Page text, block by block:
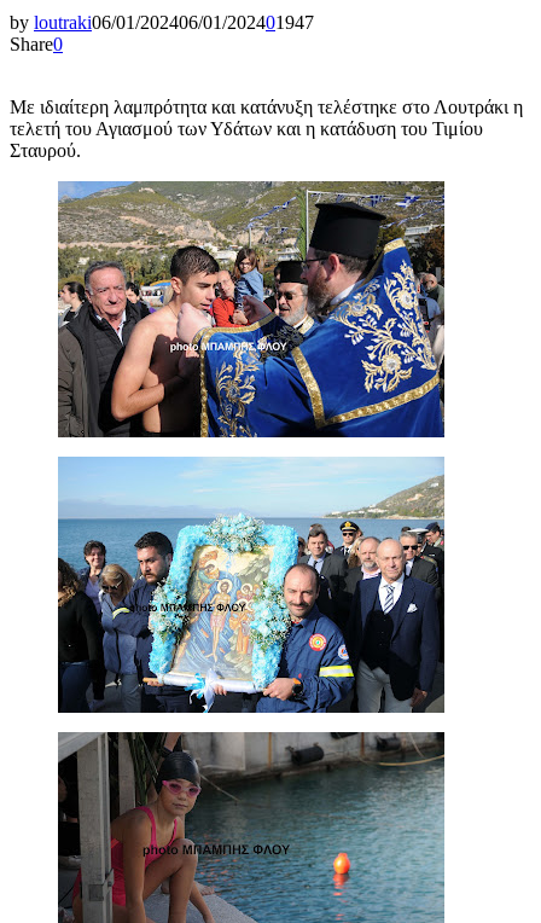
by loutraki06/01/202406/01/202401947
Share0
Mε ιδιαίτερη λαμπρότητα και κατάνυξη τελέστηκε στο Λουτράκι η
τελετή του Αγιασμού των Υδάτων και η κατάδυση του Τιμίου
Σταυρού.